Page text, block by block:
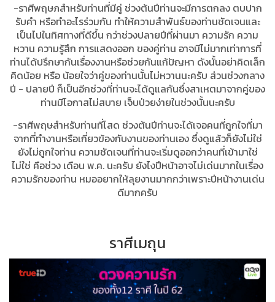
-ราศีพฤษภสำหรับท่านที่มีคู่ ช่วงต้นปีท่านจะมีการตกลง ตบปาก
รับคำ หรือทำอะไรร่วมกัน ทำให้ความสำพันธ์ของท่านชัดเจนและ
เป็นไปในทิศทางที่ดีขึ้น กว่าช่วงปลายปีที่ผ่านมา ความรัก ความ
หวาน ความรู้สึก การแสดงออก ของคู่ท่าน อาจมีไม่มากเท่าการที่
ท่านได้ปรึกษากันเรื่องงานหรือช่วยกันแก้ปัญหา ดังนั้นอย่าคิดเล็ก
คิดน้อย หรือ น้อยใจว่าคู่ของท่านนั้นไม่หวานนะครับ ส่วนช่วงกลาง
ปี - ปลายปี ก็เป็นอีกช่วงที่ท่านจะได้ดูแลกันซึ่งสาเหตมาจากคู่ของ
ท่านมีโอกาสไม่สบาย เจ็บป่วยง่ายในช่วงนั้นนะครับ
-ราศีพฤษสำหรับท่านที่โสด ช่วงต้นปีท่านจะได้เจอคนที่ถูกใจที่มา
จากที่ทำงานหรือเกี่ยวข้องกับงานของท่านเอง ซึ่งดูแล้วก็ยังไม่ใช่
ยังไม่ถูกใจท่าน ความชัดเจนที่ท่านจะเริ่มดูออกว่าคนที่เข้ามาใช่
ไม่ใช่ คือช่วง เดือน พ.ค. นะครับ ยังไงปีหน้าอาจไม่เด่นมากในเรื่อง
ความรักของท่าน หมออยากให้ลุยงานมากกว่าเพราะปีหน้างานเด่น
ดีมากครับ
ราศีเมถุน